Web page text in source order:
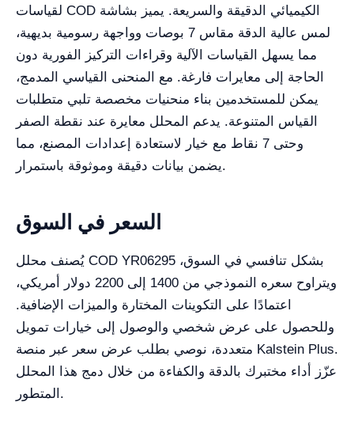
لقياسات COD الكيميائي الدقيقة والسريعة. يميز بشاشة
لمس عالية الدقة مقاس 7 بوصات وواجهة رسومية بديهية،
مما يسهل القياسات الآلية وقراءات التركيز الفورية دون
الحاجة إلى معايرات فارغة. مع المنحنى القياسي المدمج،
يمكن للمستخدمين بناء منحنيات مخصصة تلبي متطلبات
القياس المتنوعة. يدعم المحلل معايرة عند نقطة الصفر
وحتى 7 نقاط مع خيار لاستعادة إعدادات المصنع، مما
يضمن بيانات دقيقة وموثوقة باستمرار.
السعر في السوق
يُصنف محلل COD YR06295 بشكل تنافسي في السوق،
ويتراوح سعره النموذجي من 1400 إلى 2200 دولار أمريكي،
اعتمادًا على التكوينات المختارة والميزات الإضافية.
وللحصول على عرض شخصي والوصول إلى خيارات تمويل
متعددة، نوصي بطلب عرض سعر عبر منصة Kalstein Plus.
عزّز أداء مختبرك بالدقة والكفاءة من خلال دمج هذا المحلل
المتطور.